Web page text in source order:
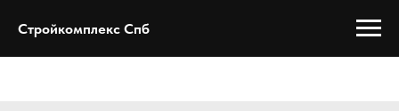
Стройкомплекс Спб